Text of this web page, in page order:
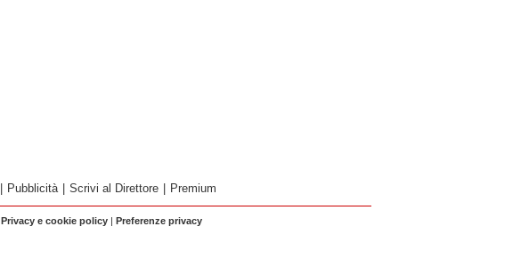
Pubblicità Scrivi al Direttore Premium
Privacy e cookie policy | Preferenze privacy